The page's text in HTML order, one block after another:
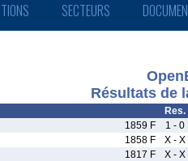
SECTEURS
Résultats de
Res.
1859 F 1 - 0
1858 F X - X
1817 F X - X